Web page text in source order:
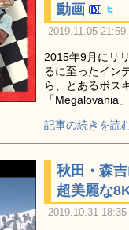
動画
2019.11.05
2015年9月にリ
るに至ったイン
ら、とあるボス
「Megalovania
記事の続きを読
秋田・森
超美麗な
2019.10.31